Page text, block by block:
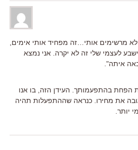
מרשימים אותי…זה מפחיד אותי אימים,
לעצמי שלי זה לא יקרה. אני נמצא
איתה".
הפחת בהתפעמותך. העידן הזה, בו אנו
את מחירו. כנראה שההתפעלות תהיה
יותר.